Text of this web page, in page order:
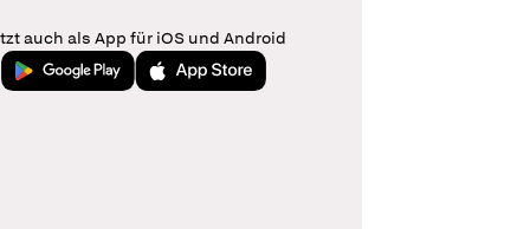
auch als App für iOS und Android
Jetzt bei Google PlayLaden im App Store